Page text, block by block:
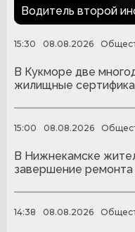
Водитель второй
15:30 08.08.2026
В Кукморе две
жилищные
15:00 08.08.2026
В Нижнекамске
завершение
14:38 08.08.2026